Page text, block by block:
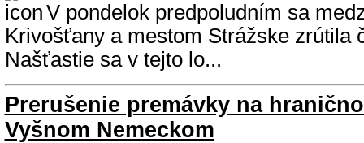
V pondelok predpoludním sa
Krivošťany a mestom Strážske zrútila
Našťastie sa v tejto lo...
Prerušenie premávky na
Vyšnom Nemeckom